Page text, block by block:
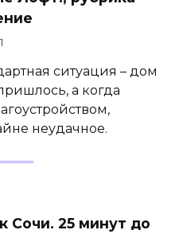
ситуация – дом
а когда
неудачное.
Сочи. 25 минут до